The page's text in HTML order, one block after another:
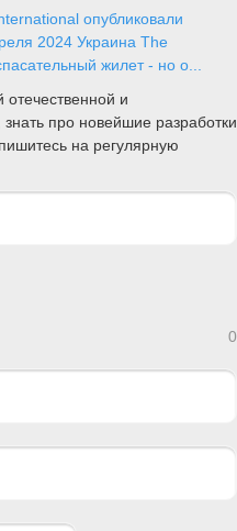
опубликовали
2024 Украина The
жилет - но о...
отечественной и
про новейшие разработки
на регулярную
0